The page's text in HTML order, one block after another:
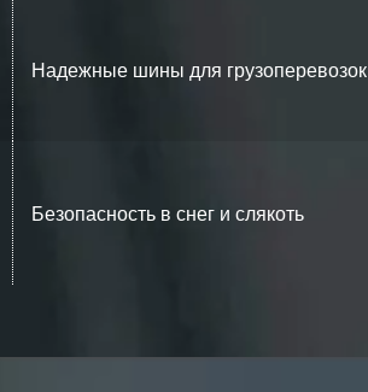
Надежные шины для грузоперевозок
Безопасность в снег и слякоть